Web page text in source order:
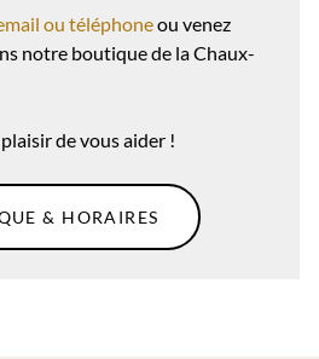
ou téléphoneou venez
notre boutique de la Chaux-
de vous aider !
& HORAIRES